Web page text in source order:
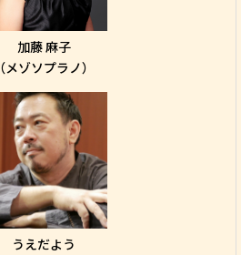
加藤 麻子
（メゾソプラノ）
うえだよう